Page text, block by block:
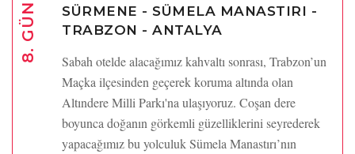
8. GÜN
SÜRMENE - SÜMELA MANASTIRI -
TRABZON - ANTALYA
Sabah otelde alacağımız kahvaltı sonrası, Trabzon’un
Maçka ilçesinden geçerek koruma altında olan
Altındere Milli Parkı'na ulaşıyoruz. Coşan dere
boyunca doğanın görkemli güzelliklerini seyrederek
yapacağımız bu yolculuk Sümela Manastırı’nın